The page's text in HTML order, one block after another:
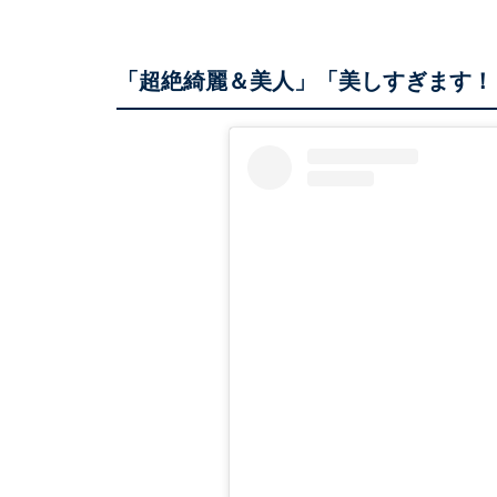
「超絶綺麗＆美人」「美しすぎます